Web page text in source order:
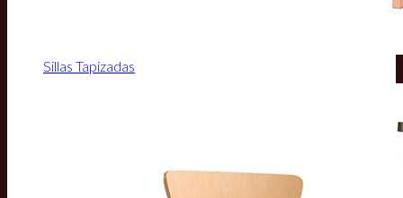
Sillas Tapizadas